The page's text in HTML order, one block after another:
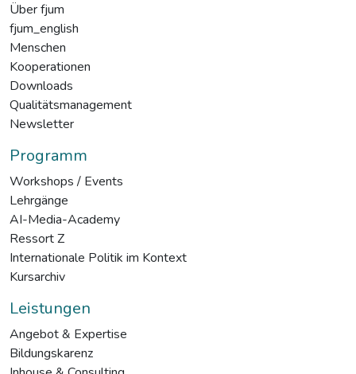
Über fjum
fjum_english
Menschen
Kooperationen
Downloads
Qualitätsmanagement
Newsletter
Programm
Workshops / Events
Lehrgänge
AI-Media-Academy
Ressort Z
Internationale Politik im Kontext
Kursarchiv
Leistungen
Angebot & Expertise
Bildungskarenz